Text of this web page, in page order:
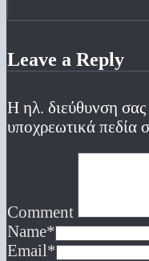
Leave a Reply
Η ηλ. διεύθυνση σας
υποχρεωτικά πεδία
Comment
Name*
Email*